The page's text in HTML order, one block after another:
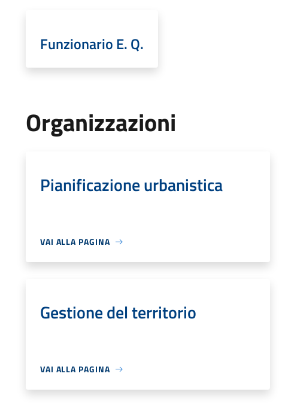
Funzionario E. Q.
Organizzazioni
Pianificazione urbanistica
VAI ALLA PAGINA
Gestione del territorio
VAI ALLA PAGINA